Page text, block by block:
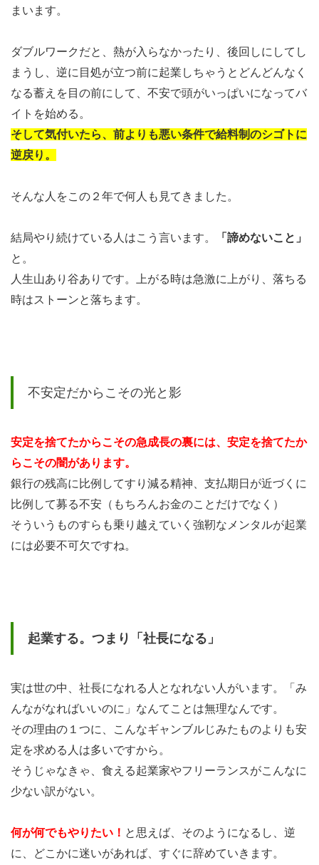
の先
当の想
いから
生まれ
るポジ
ショニ
ングが
2
伸：
一
杯、
まいます。
ダブルワークだと、熱が入らなかったり、後回しにしてし
まうし、逆に目処が立つ前に起業しちゃうとどんどんなく
なる蓄えを目の前にして、不安で頭がいっぱいになってバ
イトを始める。
そして気付いたら、前よりも悪い条件で給料制のシゴトに
逆戻り。
そんな人をこの２年で何人も見てきました。
結局やり続けている人はこう言います。
「諦めないこと」
と。
人生山あり谷ありです。上がる時は急激に上がり、落ちる
時はストーンと落ちます。
不安定だからこその光と影
安定を捨てたからこその急成長の裏には、安定を捨てたか
らこその闇があります。
銀行の残高に比例してすり減る精神、支払期日が近づくに
比例して募る不安（もちろんお金のことだけでなく）
そういうものすらも乗り越えていく強靭なメンタルが起業
には必要不可欠ですね。
起業する。つまり「社長になる」
実は世の中、社長になれる人となれない人がいます。「み
んながなればいいのに」なんてことは無理なんです。
その理由の１つに、こんなギャンブルじみたものよりも安
定を求める人は多いですから。
そうじゃなきゃ、食える起業家やフリーランスがこんなに
少ない訳がない。
何が何でもやりたい！ と思えば、そのようになるし、逆
に、どこかに迷いがあれば、すぐに辞めていきます。